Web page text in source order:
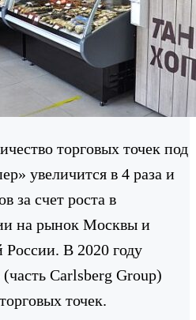
торговых точек под
увеличится в 4 раза и
за счет роста в
на рынок Москвы и
России. В 2020 году
Carlsberg Group)
точек.